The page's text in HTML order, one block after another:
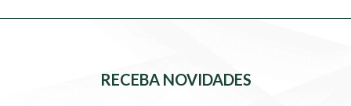
RECEBA NOVIDADES